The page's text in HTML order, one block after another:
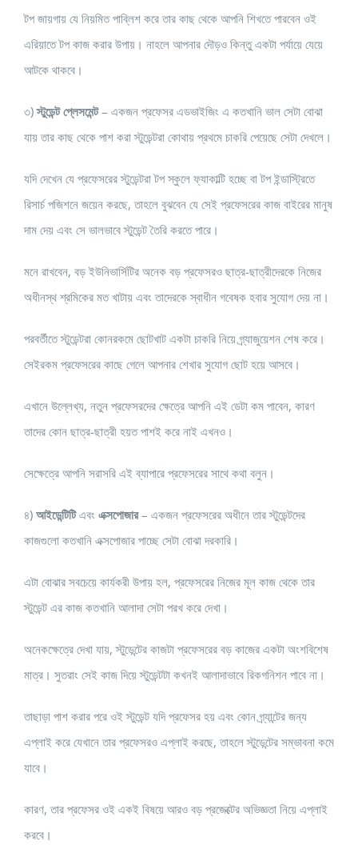
টপ জায়গায় যে নিয়মিত পাব্লিশ করে তার কাছ থেকে আপনি শিখতে পারবেন ওই
এরিয়াতে টপ কাজ করার উপায়। নাহলে আপনার দৌড়ও কিন্তু একটা পর্যায়ে যেয়ে
আটকে থাকবে।
৩)স্টুডেন্ট প্লেসমেন্ট– একজন প্রফেসর এডভাইজিং এ কতখানি ভাল সেটা বোঝা
যায় তার কাছ থেকে পাশ করা স্টুডেন্টরা কোথায় প্রথমে চাকরি পেয়েছে সেটা দেখলে।
যদি দেখেন যে প্রফেসরের স্টুডেন্টরা টপ স্কুলে ফ্যাকাল্টি হচ্ছে বা টপ ইন্ডাস্ট্রিতে
রিসার্চ পজিশনে জয়েন করছে, তাহলে বুঝবেন যে সেই প্রফেসরের কাজ বাইরের মানুষ
দাম দেয় এবং সে ভালভাবে স্টুডেন্ট তৈরি করতে পারে।
মনে রাখবেন, বড় ইউনিভার্সিটির অনেক বড় প্রফেসরও ছাত্র-ছাত্রীদেরকে নিজের
অধীনস্থ শ্রমিকের মত খাটায় এবং তাদেরকে স্বাধীন গবেষক হবার সুযোগ দেয় না।
পরবর্তীতে স্টুডেন্টরা কোনরকমে ছোটখাট একটা চাকরি নিয়ে গ্র্যাজুয়েশন শেষ করে।
সেইরকম প্রফেসরের কাছে গেলে আপনার শেখার সুযোগ ছোট হয়ে আসবে।
এখানে উল্লেখ্য, নতুন প্রফেসরদের ক্ষেত্রে আপনি এই ডেটা কম পাবেন, কারণ
তাদের কোন ছাত্র-ছাত্রী হয়ত পাশই করে নাই এখনও।
সেক্ষেত্রে আপনি সরাসরি এই ব্যাপারে প্রফেসরের সাথে কথা বলুন।
৪) আইডেন্টিটিএবং এক্সপোজার– একজন প্রফেসরের অধীনে তার স্টুডেন্টদের
কাজগুলো কতখানি এক্সপোজার পাচ্ছে সেটা বোঝা দরকারি।
এটা বোঝার সবচেয়ে কার্যকরী উপায় হল, প্রফেসরের নিজের মূল কাজ থেকে তার
স্টুডেন্ট এর কাজ কতখানি আলাদা সেটা পরখ করে দেখা।
অনেকক্ষেত্রে দেখা যায়, স্টুডেন্টের কাজটা প্রফেসরের বড় কাজের একটা অংশবিশেষ
মাত্র। সুতরাং সেই কাজ দিয়ে স্টুডেন্টটা কখনই আলাদাভাবে রিকগনিশন পাবে না।
তাছাড়া পাশ করার পরে ওই স্টুডেন্ট যদি প্রফেসর হয় এবং কোন গ্র্যান্টের জন্য
এপ্লাই করে যেখানে তার প্রফেসরও এপ্লাই করছে, তাহলে স্টুডেন্টের সম্ভাবনা কমে
যাবে।
কারণ, তার প্রফেসর ওই একই বিষয়ে আরও বড় প্রজেক্টের অভিজ্ঞতা নিয়ে এপ্লাই
করবে।